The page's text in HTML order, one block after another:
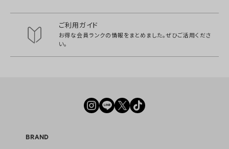
ご利用ガイド
お得な会員ランクの情報をまとめました。ぜひご活用くださ
い。
BRAND